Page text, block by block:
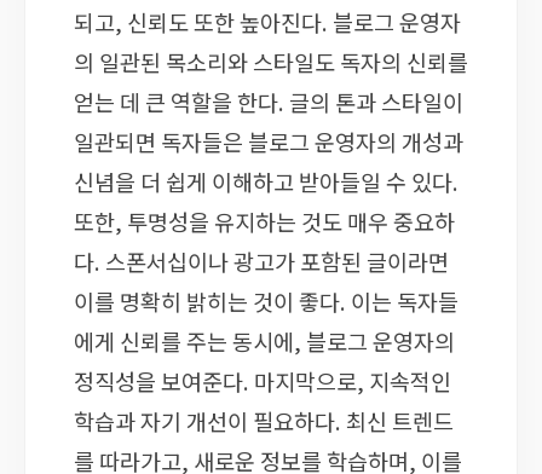
되고, 신뢰도 또한 높아진다. 블로그 운영자
의 일관된 목소리와 스타일도 독자의 신뢰를
얻는 데 큰 역할을 한다. 글의 톤과 스타일이
일관되면 독자들은 블로그 운영자의 개성과
신념을 더 쉽게 이해하고 받아들일 수 있다.
또한, 투명성을 유지하는 것도 매우 중요하
다. 스폰서십이나 광고가 포함된 글이라면
이를 명확히 밝히는 것이 좋다. 이는 독자들
에게 신뢰를 주는 동시에, 블로그 운영자의
정직성을 보여준다. 마지막으로, 지속적인
학습과 자기 개선이 필요하다. 최신 트렌드
를 따라가고, 새로운 정보를 학습하며, 이를